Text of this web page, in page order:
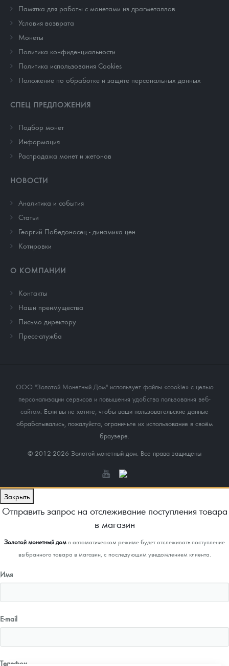
Памятка для работы с монетами из драгметаллов
Условия возврата
Монеты
Политика конфиденциальности
Политика использования Cookies
Положение по обработке и защите персональных данных
СПЕЦ ПРЕДЛОЖЕНИЯ
Подбор монет
Информация
Распродажа монет и жетонов
НОВОСТИ
Аналитика и события
Cтатьи
Георгий Победоносец - динамика цен
Котировки
О КОМПАНИИ
Контакты
Наши преимущества
Письмо директору
Пресс-служба
ООО "Золотой Монетный Дом" использует файлы «cookie» с целью
персонализации сервисов и повышения удобства пользования веб-
сайтом . Если вы не хотите, чтобы ваши пользовательские данные
обрабатывались, пожалуйста, ограничьте их использование в своём
браузере.
© 2012-2026 Золотой монетный дом. Все права защищены
Закрыть
Отправить запрос на отслеживание поступления товара
в магазин
Золотой монетный домв автоматическом режиме будет отслеживать поступление
выбранного товара в магазин, с последующим уведомлением клиента.
Имя
E-mail
Телефон